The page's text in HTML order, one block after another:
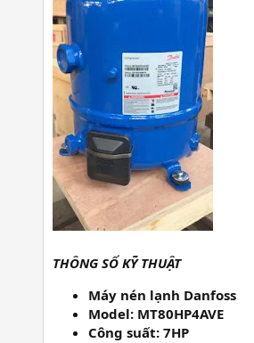
THÔNG SỐ KỸ THUẬT
Máy nén lạnh Danfoss
Model: MT80HP4AVE
Công suất: 7HP